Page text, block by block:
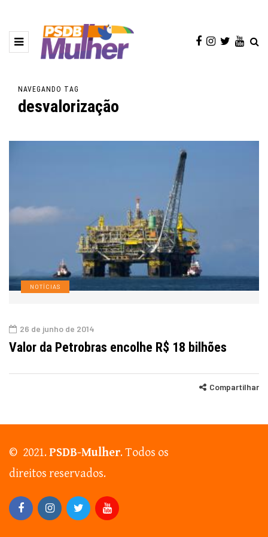
NAVEGANDO TAG
desvalorização
NOTÍCIAS
26 de junho de 2014
Valor da Petrobras encolhe R$ 18 bilhões
Compartilhar
© 2021.PSDB-Mulher. Todos os
direitos reservados.